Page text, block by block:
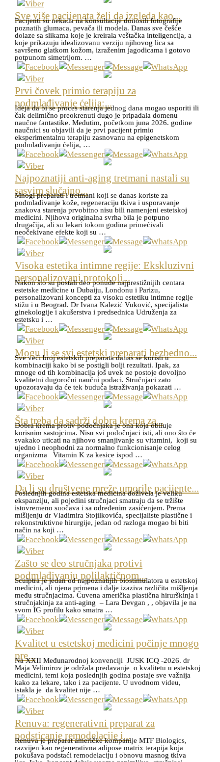
Sve više pacijenata želi da izgleda kao...
Pacijenti su nekada na konsultacije donosili fotografije
poznatih glumaca, pevača ili modela. Danas sve češće
dolaze sa slikama koje je kreirala veštačka inteligencija, a
koje prikazuju idealizovanu verziju njihovog lica sa
savršeno glatkom kožom, izraženim jagodicama i gotovo
potpunom simetrijom. …
Prvi čovek primio terapiju za
podmlađivanje ćelija:...
Ideja da bi se proces starenja jednog dana mogao usporiti ili
čak delimično preokrenuti dugo je pripadala domenu
naučne fantastike. Međutim, početkom juna 2026. godine
naučnici su objavili da je prvi pacijent primio
eksperimentalnu terapiju zasnovanu na epigenetskom
podmlađivanju ćelija, …
Najpoznatiji anti-aging tretmani nastali su
sasvim slučajno...
Mnogi preparati i tretmani koji se danas koriste za
podmlađivanje kože, regeneraciju tkiva i usporavanje
znakova starenja prvobitno nisu bili namenjeni estetskoj
medicini. Njihova originalna svrha bila je potpuno
drugačija, ali su lekari tokom godina primećivali
neočekivane efekte koji su …
Visoka estetika intimne regije: Ekskluzivni
personalizovani protokoli...
Nakon što su postali deo ponude najprestižnijih centara
estetske medicine u Dubaiju, Londonu i Parizu,
personalizovani koncepti za visoku estetiku intimne regije
stižu i u Beograd. Dr Ivana Kalezić Vuković, specijalista
ginekologije i akušerstva i predsednica Udruženja za
estetsku i …
Mogu li se svi estetski preparati bezbedno...
Sve veći broj estetskih preparata danas se koristi u
kombinaciji kako bi se postigli bolji rezultati. Ipak, za
mnoge od tih kombinacija još uvek ne postoje dovoljno
kvalitetni dugoročni naučni podaci. Stručnjaci zato
upozoravaju da će tek buduća istraživanja pokazati …
Šta treba da sadrži dobra krema za...
Dobra krema protiv podočnjaka je ona koja obiluje
korisnim sastojcima. Nisu svi podočnjaci isti, ali ono što će
svakako uticati na njihovo smanjivanje su vitamini, koji su
ujedno i neophodni za normalno funkcionisanje celog
organizma Vitamin K za kesice ispod …
Da li su društvene mreže umorile pacijente...
Poslednjih godina estetska medicina doživela je veliku
ekspanziju, ali pojedini stručnjaci smatraju da se tržište
istovremeno suočava i sa određenim zasićenjem. Prema
mišljenju dr Vladimira Stojilkovića, specijaliste plastične i
rekonstruktivne hirurgije, jedan od razloga mogao bi biti
način na koji …
Zašto se deo stručnjaka protivi
podmlađivanju polilaktičnom...
Sculptra je jedan od najpoznatijih biostimulatora u estetskoj
medicini, ali njena primena i dalje izaziva različita mišljenja
među stručnjacima. Čuvena američka plastična hirurškinja i
stručnjakinja za anti-aging – Lara Devgan , , objavila je na
svom IG profilu kako smatra …
Kvalitet u estetskoj medicini počinje mnogo
pre...
Na XXII Međunarodnoj konvenciji JUSK ICQ -2026. dr
Maja Velimirov je održala predavanje o kvalitetu u estetskoj
medicini, temi koja poslednjih godina postaje sve važnija
kako za lekare, tako i za pacijente. U uvodnom videu,
istakla je da kvalitet nije …
Renuva: regenerativni preparat za
podsticanje remodelacije i...
Renuva je preparat američke kompanije MTF Biologics,
razvijen kao regenerativna adipose matrix terapija koja
pokušava podstaći remodelaciju i obnovu masnog tkiva